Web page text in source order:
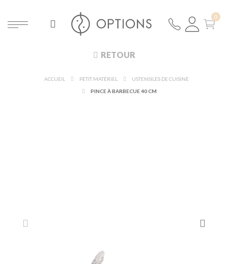
RETOUR
ACCUEIL PETIT MATÉRIEL
USTENSILES DE CUISINE
PINCE À BARBECUE 40 CM